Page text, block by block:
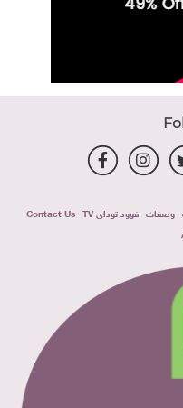
وصفات فوود توداى TV
Contact Us